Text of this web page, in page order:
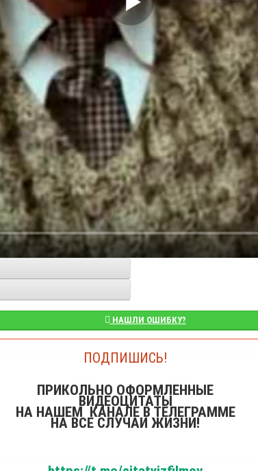
НАШЛИ ОШИБКУ?
👁️Просмотров: 8532
ПОДПИШИСЬ!
ПРИКОЛЬНО ОФОРМЛЕННЫЕ
ВИДЕОЦИТАТЫ
НА НАШЕМ КАНАЛЕ В ТЕЛЕГРАММЕ
НА ВСЕ СЛУЧАИ ЖИЗНИ!